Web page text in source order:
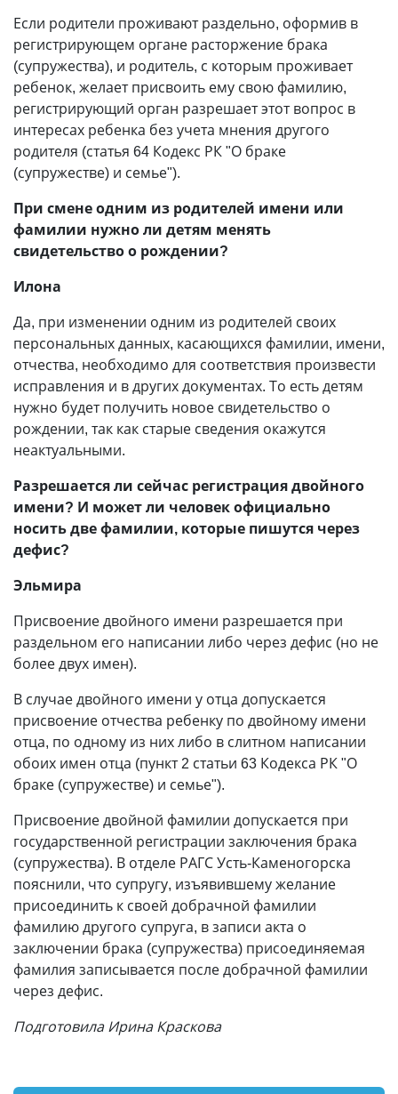
Если родители проживают раздельно, оформив в
регистрирующем органе расторжение брака
(супружества), и родитель, с которым проживает
ребенок, желает присвоить ему свою фамилию,
регистрирующий орган разрешает этот вопрос в
интересах ребенка без учета мнения другого
родителя (статья 64 Кодекс РК "О браке
(супружестве) и семье").
При смене одним из родителей имени или
фамилии нужно ли детям менять
свидетельство о рождении?
Илона
Да, при изменении одним из родителей своих
персональных данных, касающихся фамилии, имени,
отчества, необходимо для соответствия произвести
исправления и в других документах. То есть детям
нужно будет получить новое свидетельство о
рождении, так как старые сведения окажутся
неактуальными.
Разрешается ли сейчас регистрация двойного
имени? И может ли человек официально
носить две фамилии, которые пишутся через
дефис?
Эльмира
Присвоение двойного имени разрешается при
раздельном его написании либо через дефис (но не
более двух имен).
В случае двойного имени у отца допускается
присвоение отчества ребенку по двойному имени
отца, по одному из них либо в слитном написании
обоих имен отца (пункт 2 статьи 63 Кодекса РК "О
браке (супружестве) и семье").
Присвоение двойной фамилии допускается при
государственной регистрации заключения брака
(супружества). В отделе РАГС Усть-Каменогорска
пояснили, что супругу, изъявившему желание
присоединить к своей добрачной фамилии
фамилию другого супруга, в записи акта о
заключении брака (супружества) присоединяемая
фамилия записывается после добрачной фамилии
через дефис.
Подготовила Ирина Краскова